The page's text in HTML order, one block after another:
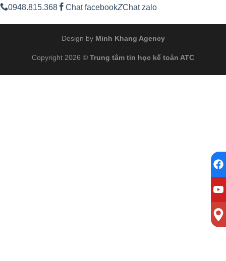
0948.815.368
Chat facebookZChat zalo
Design by Minh Khang Agency
Copyright 2026 © Trung tâm tin học kế toán ATC